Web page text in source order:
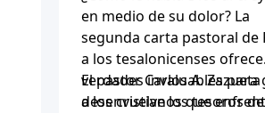
en medio de su dolor? La
segunda carta pastoral de
a los tesalonicenses ofrece
verdades invaluables para
a los cristianos que
El pastor Carlos A. Zazueta
desenvuelve los tesoros